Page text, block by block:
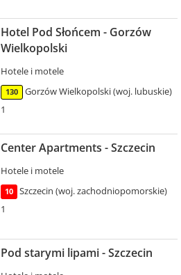
Hotel Pod Słońcem - Gorzów
Wielkopolski
Hotele i motele
130
Gorzów Wielkopolski (woj. lubuskie)
1
Center Apartments - Szczecin
Hotele i motele
10
Szczecin (woj. zachodniopomorskie)
1
Pod starymi lipami - Szczecin